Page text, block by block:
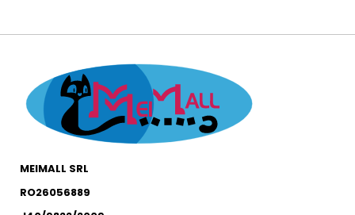
MEIMALL SRL
RO26056889